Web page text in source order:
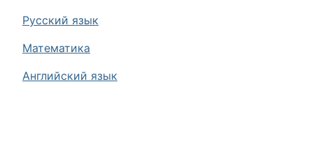
Русский язык
Математика
Английский язык